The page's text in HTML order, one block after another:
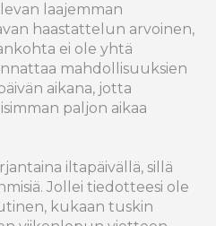
laajemman
haastattelun arvoinen,
ei ole yhtä
mahdollisuuksien
aikana, jotta
paljon aikaa
iltapäivällä, sillä
Jollei tiedotteesi ole
kukaan tuskin